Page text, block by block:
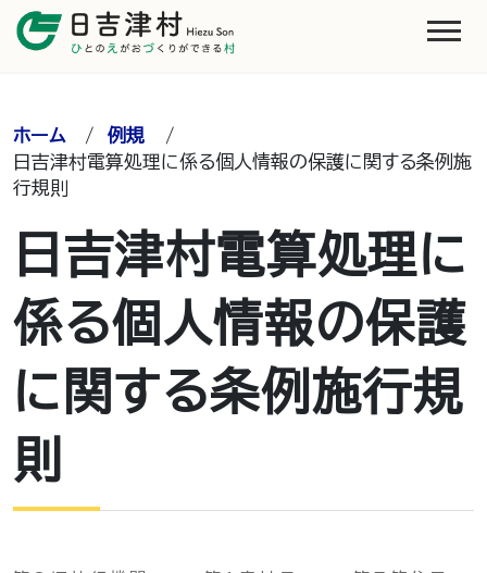
ホーム /例規 /
日吉津村電算処理に係る個人情報の保護に関する条例施
行規則
日吉津村電算処理に
係る個人情報の保護
に関する条例施行規
則